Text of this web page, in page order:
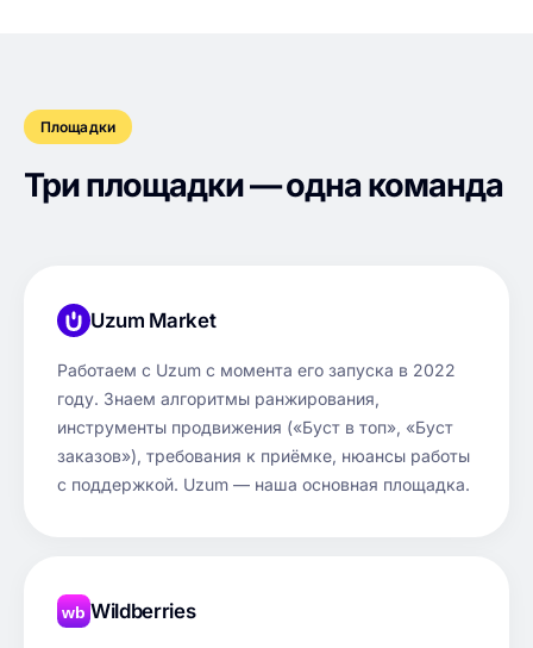
Площадки
Три площадки — одна команда
Uzum Market
Работаем с Uzum с момента его запуска в 2022
году. Знаем алгоритмы ранжирования,
инструменты продвижения («Буст в топ», «Буст
заказов»), требования к приёмке, нюансы работы
с поддержкой. Uzum — наша основная площадка.
wb Wildberries